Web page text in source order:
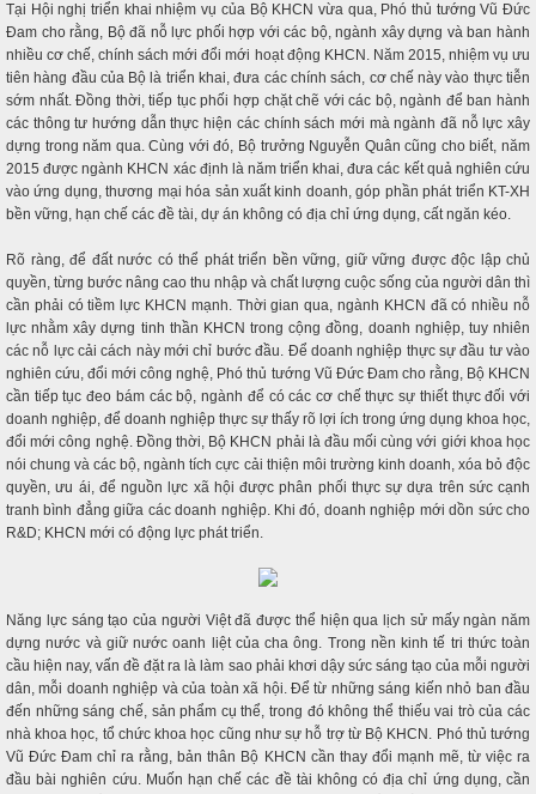
Tại Hội nghị triển khai nhiệm vụ của Bộ KHCN vừa qua, Phó thủ tướng Vũ Đức
Đam cho rằng, Bộ đã nỗ lực phối hợp với các bộ, ngành xây dựng và ban hành
nhiều cơ chế, chính sách mới đổi mới hoạt động KHCN. Năm 2015, nhiệm vụ ưu
tiên hàng đầu của Bộ là triển khai, đưa các chính sách, cơ chế này vào thực tiễn
sớm nhất. Đồng thời, tiếp tục phối hợp chặt chẽ với các bộ, ngành để ban hành
các thông tư hướng dẫn thực hiện các chính sách mới mà ngành đã nỗ lực xây
dựng trong năm qua. Cùng với đó, Bộ trưởng Nguyễn Quân cũng cho biết, năm
2015 được ngành KHCN xác định là năm triển khai, đưa các kết quả nghiên cứu
vào ứng dụng, thương mại hóa sản xuất kinh doanh, góp phần phát triển KT-XH
bền vững, hạn chế các đề tài, dự án không có địa chỉ ứng dụng, cất ngăn kéo.
Rõ ràng, để đất nước có thể phát triển bền vững, giữ vững được độc lập chủ
quyền, từng bước nâng cao thu nhập và chất lượng cuộc sống của người dân thì
cần phải có tiềm lực KHCN mạnh. Thời gian qua, ngành KHCN đã có nhiều nỗ
lực nhằm xây dựng tinh thần KHCN trong cộng đồng, doanh nghiệp, tuy nhiên
các nỗ lực cải cách này mới chỉ bước đầu. Để doanh nghiệp thực sự đầu tư vào
nghiên cứu, đổi mới công nghệ, Phó thủ tướng Vũ Đức Đam cho rằng, Bộ KHCN
cần tiếp tục đeo bám các bộ, ngành để có các cơ chế thực sự thiết thực đối với
doanh nghiệp, để doanh nghiệp thực sự thấy rõ lợi ích trong ứng dụng khoa học,
đổi mới công nghệ. Đồng thời, Bộ KHCN phải là đầu mối cùng với giới khoa học
nói chung và các bộ, ngành tích cực cải thiện môi trường kinh doanh, xóa bỏ độc
quyền, ưu ái, để nguồn lực xã hội được phân phối thực sự dựa trên sức cạnh
tranh bình đẳng giữa các doanh nghiệp. Khi đó, doanh nghiệp mới dồn sức cho
R&D; KHCN mới có động lực phát triển.
Năng lực sáng tạo của người Việt đã được thể hiện qua lịch sử mấy ngàn năm
dựng nước và giữ nước oanh liệt của cha ông. Trong nền kinh tế tri thức toàn
cầu hiện nay, vấn đề đặt ra là làm sao phải khơi dậy sức sáng tạo của mỗi người
dân, mỗi doanh nghiệp và của toàn xã hội. Để từ những sáng kiến nhỏ ban đầu
đến những sáng chế, sản phẩm cụ thể, trong đó không thể thiếu vai trò của các
nhà khoa học, tổ chức khoa học cũng như sự hỗ trợ từ Bộ KHCN. Phó thủ tướng
Vũ Đức Đam chỉ ra rằng, bản thân Bộ KHCN cần thay đổi mạnh mẽ, từ việc ra
đầu bài nghiên cứu. Muốn hạn chế các đề tài không có địa chỉ ứng dụng, cần